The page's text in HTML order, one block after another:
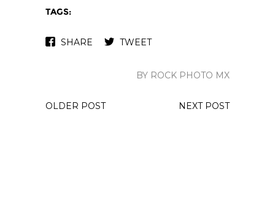
TAGS:
SHARE TWEET
BY ROCK PHOTO MX
OLDER POST NEXT POST